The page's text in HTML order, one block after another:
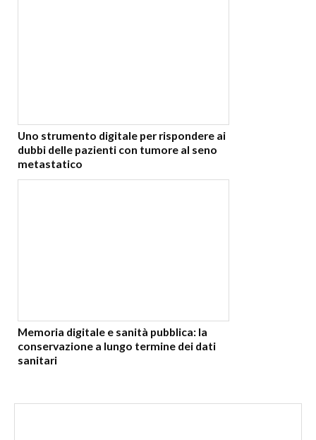
Uno strumento digitale per rispondere ai
dubbi delle pazienti con tumore al seno
metastatico
Memoria digitale e sanità pubblica: la
conservazione a lungo termine dei dati
sanitari